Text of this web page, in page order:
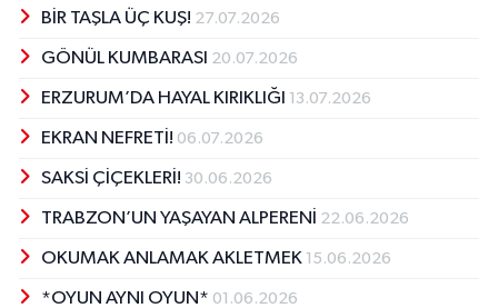
BİR TAŞLA ÜÇ KUŞ! 27.07.2026
GÖNÜL KUMBARASI 20.07.2026
ERZURUM’DA HAYAL KIRIKLIĞI 13.07.2026
EKRAN NEFRETİ! 06.07.2026
SAKSİ ÇİÇEKLERİ! 30.06.2026
TRABZON’UN YAŞAYAN ALPERENİ 22.06.2026
OKUMAK ANLAMAK AKLETMEK 15.06.2026
*OYUN AYNI OYUN* 01.06.2026